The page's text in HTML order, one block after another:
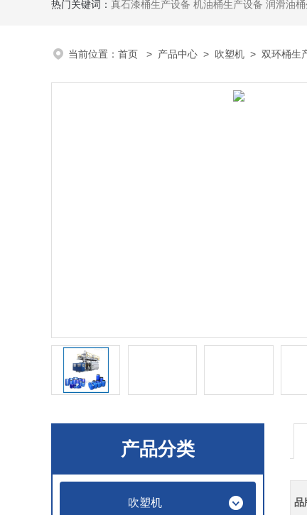
热门关键词： 真石漆桶生产设备 机油桶生产设备 润滑油桶
当前位置： 首页 > 产品中心 > 吹塑机 > 双环桶生
产品分类
吹塑机 品